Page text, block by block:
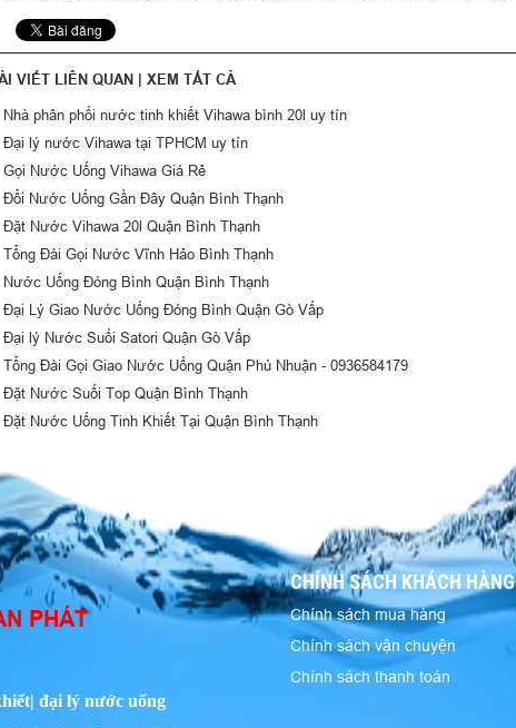
VIẾT LIÊN QUAN | XEM TẤT CẢ
Nhà phân phối nước tinh khiết Vihawa bình 20l uy tín
Đại lý nước Vihawa tại TPHCM uy tín
Gọi Nước Uống Vihawa Giá Rẻ
Đổi Nước Uống Gần Đây Quận Bình Thạnh
Đặt Nước Vihawa 20l Quận Bình Thạnh
Tổng Đài Gọi Nước Vĩnh Hảo Bình Thạnh
Nước Uống Đóng Bình Quận Bình Thạnh
Đại Lý Giao Nước Uống Đóng Bình Quận Gò Vấp
Đại lý Nước Suối Satori Quận Gò Vấp
Tổng Đài Gọi Giao Nước Uống Quận Phú Nhuận - 0936584179
Đặt Nước Suối Top Quận Bình Thạnh
Đặt Nước Uống Tinh Khiết Tại Quận Bình Thạnh
PHÁT
đại lý nước uống
CHÍNH SÁCH KHÁCH HÀNG
Chính sách mua hàng
Chính sách vận chuyện
Chính sách thanh toán